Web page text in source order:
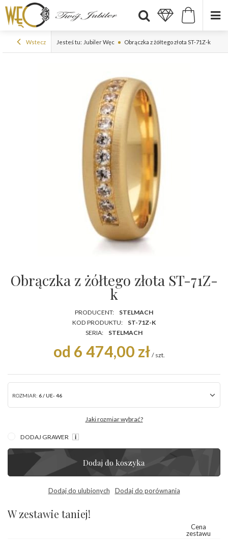
Wstecz Jesteś tu: Jubiler Węc Obrączka z żółtego złota ST-71Z-k
Obrączka z żółtego złota ST-71Z-
k
PRODUCENT:
STELMACH
KOD PRODUKTU:
ST-71Z-K
SERIA:
STELMACH
od 6 474,00 zł / szt.
ROZMIAR: 6 / UE- 46
Jaki rozmiar wybrać?
DODAJ GRAWER
Dodaj do koszyka
Dodaj do ulubionych Dodaj do porównania
W zestawie taniej!
Cena
zestawu